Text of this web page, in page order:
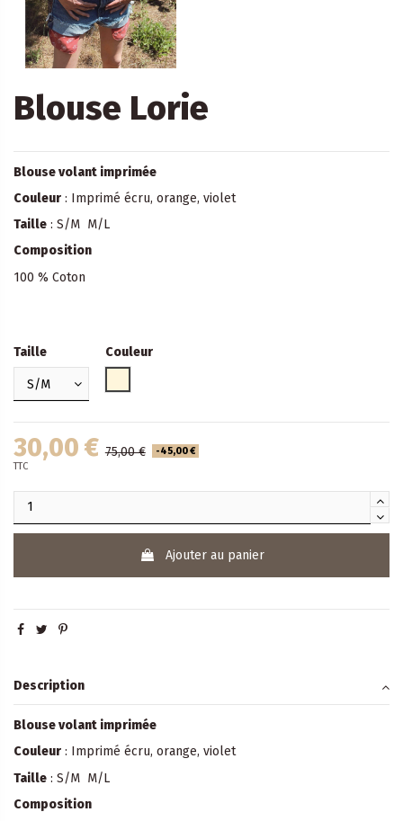
Blouse Lorie
Blouse volant imprimée
Couleur : Imprimé écru, orange, violet
Taille : S/M M/L
Composition
100 % Coton
Taille
Couleur
30,00 € 75,00 €
-45,00 €
TTC
Ajouter au panier
Description
Blouse volant imprimée
Couleur : Imprimé écru, orange, violet
Taille : S/M M/L
Composition